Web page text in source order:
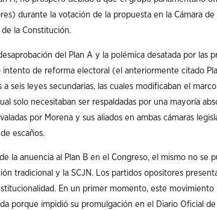
durante la votación de la propuesta en la Cámara
la Constitución.
del Plan A y la polémica desatada por las
intento de reforma electoral (el anteriormente citado
a seis leyes secundarias, las cuales modificaban el
solo necesitaban ser respaldadas por una mayoría
por Morena y sus aliados en ambas cámaras
escaños.
la anuencia al Plan B en el Congreso, el mismo no se
tradicional y la SCJN. Los partidos opositores
En un primer momento, este
porque impidió su promulgación en el Diario Oficial